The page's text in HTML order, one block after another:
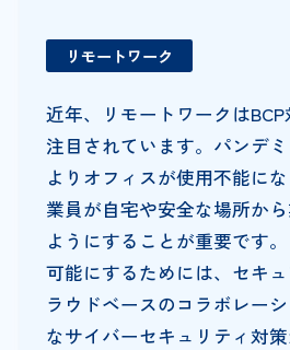
リモートワーク
近年、リモートワークは
注目されています。パンデ
よりオフィスが使用不能に
業員が自宅や安全な場所か
ようにすることが重要です
可能にするためには、セキ
ラウドベースのコラボレー
なサイバーセキュリティ対